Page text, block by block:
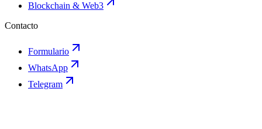
Blockchain & Web3
Contacto
Formulario
WhatsApp
Telegram